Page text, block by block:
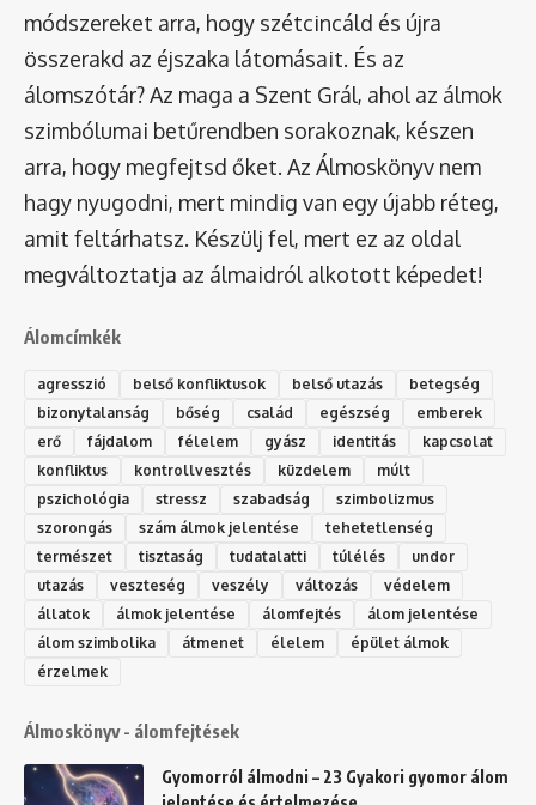
módszereket arra, hogy szétcincáld és újra
összerakd az éjszaka látomásait. És az
álomszótár? Az maga a Szent Grál, ahol az álmok
szimbólumai betűrendben sorakoznak, készen
arra, hogy megfejtsd őket. Az Álmoskönyv nem
hagy nyugodni, mert mindig van egy újabb réteg,
amit feltárhatsz. Készülj fel, mert ez az oldal
megváltoztatja az álmaidról alkotott képedet!
Álomcímkék
agresszió belső konfliktusok belső utazás
betegség
bizonytalanság
bőség család egészség
emberek
erő
fájdalom félelem gyász identitás
kapcsolat
konfliktus
kontrollvesztés küzdelem
múlt
pszichológia
stressz szabadság
szimbolizmus
szorongás
szám álmok jelentése
tehetetlenség
természet
tisztaság tudatalatti túlélés
undor
utazás
veszteség veszély változás
védelem
állatok
álmok jelentése álomfejtés
álom jelentése
álom szimbolika
átmenet élelem
épület álmok
érzelmek
Álmoskönyv - álomfejtések
Gyomorról álmodni – 23 Gyakori gyomor álom